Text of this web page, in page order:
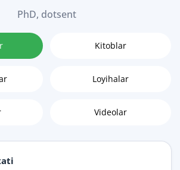
PhD, dotsent
Kitoblar
Loyihalar
Videolar